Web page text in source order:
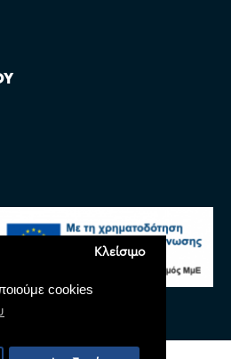
cookies
Κλείσιμο
All Rights Reserved